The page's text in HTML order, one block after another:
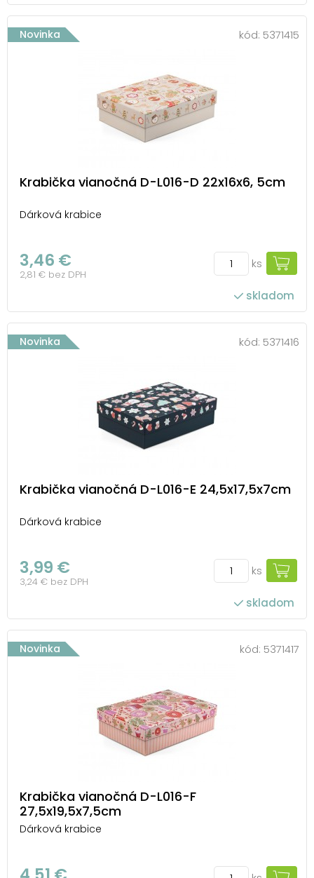
Novinka kód: 5371415
Krabička vianočná D-L016-D 22x16x6, 5cm
Dárková krabice
3,46 €
2,81 € bez DPH
ks
skladom
Novinka kód: 5371416
Krabička vianočná D-L016-E 24,5x17,5x7cm
Dárková krabice
3,99 €
3,24 € bez DPH
ks
skladom
Novinka kód: 5371417
Krabička vianočná D-L016-F
27,5x19,5x7,5cm
Dárková krabice